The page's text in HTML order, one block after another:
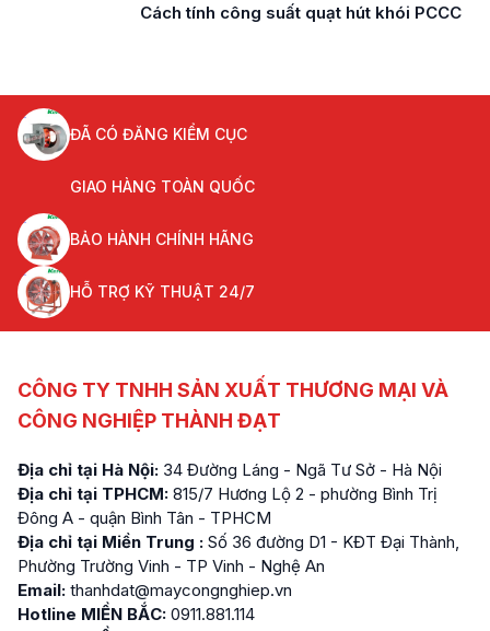
Cách tính công suất quạt hút khói PCCC
ĐÃ CÓ ĐĂNG KIỂM CỤC
GIAO HÀNG TOÀN QUỐC
BẢO HÀNH CHÍNH HÃNG
HỖ TRỢ KỸ THUẬT 24/7
CÔNG TY TNHH SẢN XUẤT THƯƠNG MẠI VÀ
CÔNG NGHIỆP THÀNH ĐẠT
Địa chỉ tại Hà Nội: 34 Đường Láng - Ngã Tư Sở - Hà Nội
Địa chỉ tại TPHCM: 815/7 Hương Lộ 2 - phường Bình Trị
Đông A - quận Bình Tân - TPHCM
Địa chỉ tại Miền Trung : Số 36 đường D1 - KĐT Đại Thành,
Phường Trường Vinh - TP Vinh - Nghệ An
Email: thanhdat@maycongnghiep.vn
Hotline MIỀN BẮC: 0911.881.114